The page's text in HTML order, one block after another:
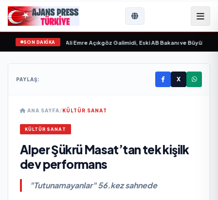
SON DAKİKA
“ yayımlandı• Ali Emre Açıkgöz Galimidi, Eski AB Bakanı ve Büyükelçi
PAYLAŞ: X
ANA SAYFA/KÜLTÜR SANAT
KÜLTÜR SANAT
Alper Şükrü Masat’tan tek kişilk
dev performans
"Tutunamayanlar" 56.kez sahnede